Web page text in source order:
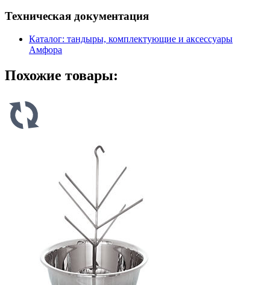
Техническая документация
Каталог: тандыры, комплектующие и аксессуары
Амфора
Похожие товары: